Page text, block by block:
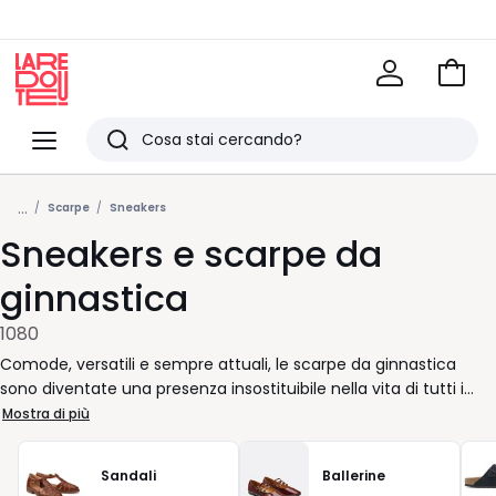
Menu
Redoute
Ricerca
Ultimi
articoli
visti
Vai
... Scarpe Sneakers
Sneakers e scarpe da
ginnastica
1080
Comode, versatili e sempre attuali, le scarpe da ginnastica
sono diventate una presenza insostituibile nella vita di tutti i
giorni. Che tu stia correndo da un appuntamento all’altro o
semplicemente cercando un look rilassato per il fine settimana,
pensati per offrire sostegno e libertà di movimento, il piede è
Mostra di più
Sandali Ballerine